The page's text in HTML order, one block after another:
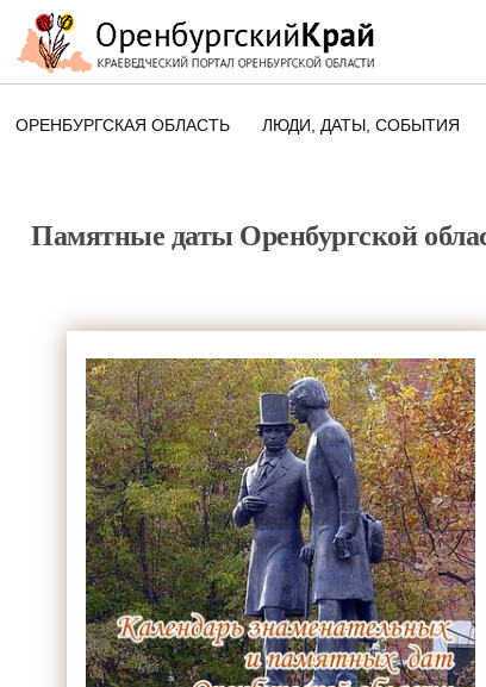
ОРЕНБУРГСКАЯ ОБЛАСТЬ ЛЮДИ, ДАТЫ, CОБЫТИЯ
ПАМЯТНЫЕ ДАТЫ
Памятные даты Оренбургской